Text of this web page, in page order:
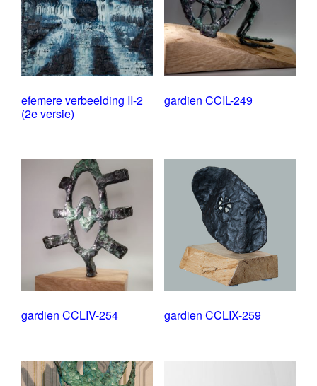
efemere verbeelding II-2
(2e versie)
gardien CCIL-249
gardien CCLIV-254 gardien CCLIX-259